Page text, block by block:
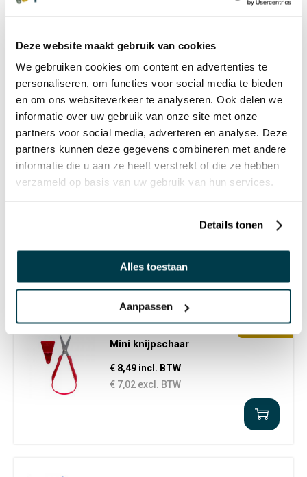
Deze website maakt gebruik van cookies
We gebruiken cookies om content en advertenties te
personaliseren, om functies voor social media te bieden
en om ons websiteverkeer te analyseren. Ook delen we
informatie over uw gebruik van onze site met onze
partners voor social media, adverteren en analyse. Deze
partners kunnen deze gegevens combineren met andere
informatie die u aan ze heeft verstrekt of die ze hebben
verzameld op basis van uw gebruik van hun services.
Details tonen
Alles toestaan
Aanpassen
ANDEREN BEKEKEN OOK:
Knijpschaar rechtshandig
€ 11,50 incl. BTW
€ 9,50 excl. BTW
Mini knijpschaar
€ 8,49 incl. BTW
€ 7,02 excl. BTW